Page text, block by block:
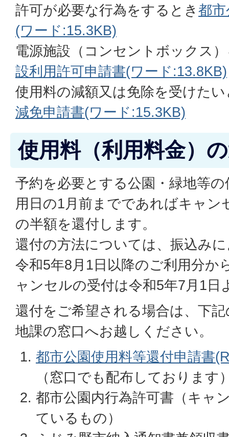
許可が必要な行為をするとき 都
(ワード:15.3KB)
電源施設（コンセントボックス
設利用許可申請書(ワード:13.8KB)
使用料の減額又は免除を受けた
減免申請書(ワード:15.3KB)
使用料（利用料金）
予約を必要とする公園・緑地等
用日の1月前までであればキャン
の半額を還付します。
還付の方法については、振込み
令和5年8月1日以降のご利用分か
ャンセルの受付は令和5年7月1日
還付をご希望される場合は、下
地課の窓口へお越しください。
都市公園使用料等還付申請書
（窓口でも配布しております
都市公園内行為許可書（キャ
ているもの）